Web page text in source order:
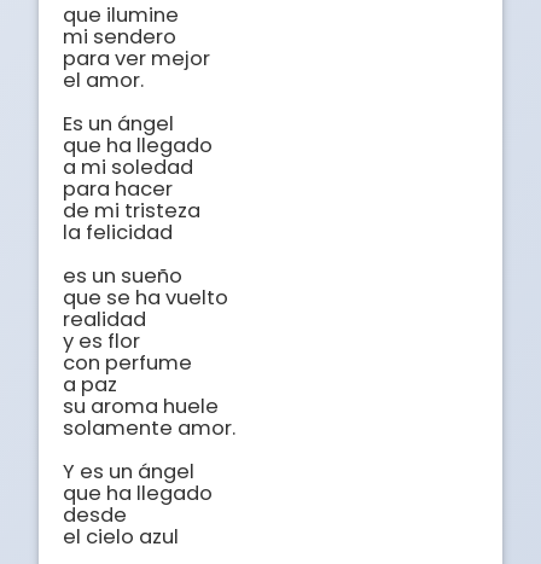
que ilumine
mi sendero
para ver mejor
el amor.
Es un ángel
que ha llegado
a mi soledad
para hacer
de mi tristeza
la felicidad
es un sueño
que se ha vuelto
realidad
y es flor
con perfume
a paz
su aroma huele
solamente amor.
Y es un ángel
que ha llegado
desde
el cielo azul